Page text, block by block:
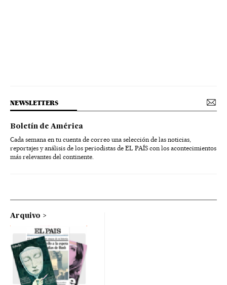
NEWSLETTERS
Boletín de América
Cada semana en tu cuenta de correo una selección de las noticias,
reportajes y análisis de los periodistas de EL PAÍS con los acontecimientos
más relevantes del continente.
Arquivo